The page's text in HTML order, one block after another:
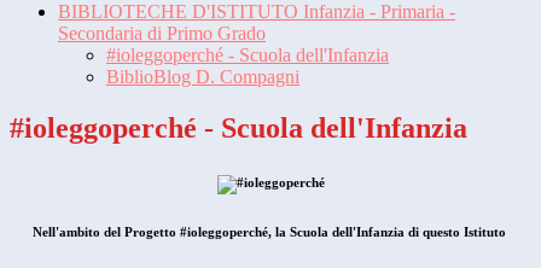
BIBLIOTECHE D'ISTITUTO Infanzia - Primaria -
Secondaria di Primo Grado
#ioleggoperché - Scuola dell'Infanzia
BiblioBlog D. Compagni
#ioleggoperché - Scuola dell'Infanzia
Nell'ambito del Progetto #ioleggoperché, la Scuola dell'Infanzia di questo Istituto